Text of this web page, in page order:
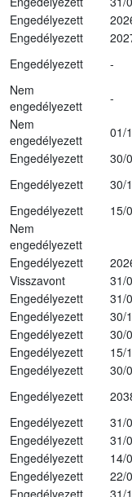
Engedélyezett
Engedélyezett
Engedélyezett -
Nem
engedélyezett
-
Nem
engedélyezett
01/
Engedélyezett
30/
Engedélyezett
30/
Engedélyezett
15/
Nem
engedélyezett
Engedélyezett
Visszavont
31/
Engedélyezett
31/
Engedélyezett
30/
Engedélyezett
30/
Engedélyezett
15/
Engedélyezett
30/
Engedélyezett
Engedélyezett
31/
Engedélyezett
31/
Engedélyezett
14/
Engedélyezett
22/